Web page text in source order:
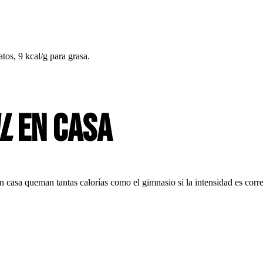
9 kcal/g para grasa.
en casa
queman tantas calorías como el gimnasio si la intensidad es